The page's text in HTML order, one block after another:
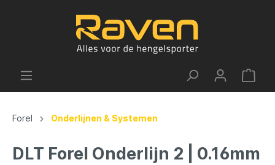
Forel Onderlijnen & Systemen
DLT Forel Onderlijn 2 | 0.16mm